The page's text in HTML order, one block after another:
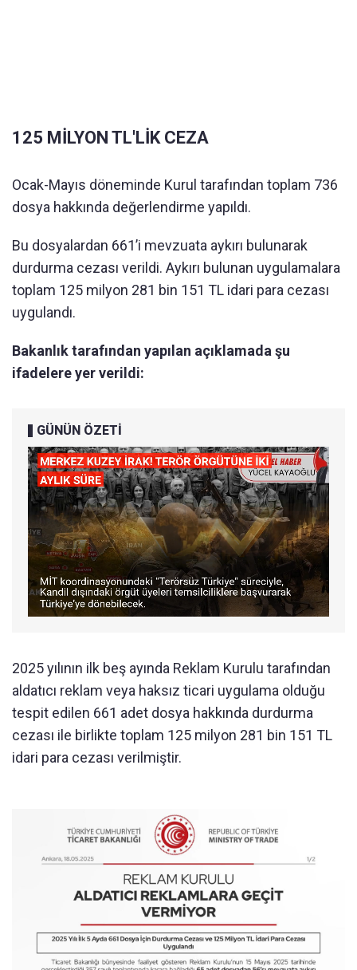
125 MİLYON TL'LİK CEZA
Ocak-Mayıs döneminde Kurul tarafından toplam 736
dosya hakkında değerlendirme yapıldı.
Bu dosyalardan 661’i mevzuata aykırı bulunarak
durdurma cezası verildi. Aykırı bulunan uygulamalara
toplam 125 milyon 281 bin 151 TL idari para cezası
uygulandı.
Bakanlık tarafından yapılan açıklamada şu
ifadelere yer verildi:
GÜNÜN ÖZETİ
2025 yılının ilk beş ayında Reklam Kurulu tarafından
aldatıcı reklam veya haksız ticari uygulama olduğu
tespit edilen 661 adet dosya hakkında durdurma
cezası ile birlikte toplam 125 milyon 281 bin 151 TL
idari para cezası verilmiştir.